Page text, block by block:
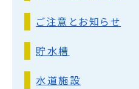
ご注意とお知らせ
貯水槽
水道施設